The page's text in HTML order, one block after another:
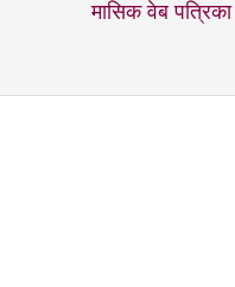
मासिक वेब पत्रिका